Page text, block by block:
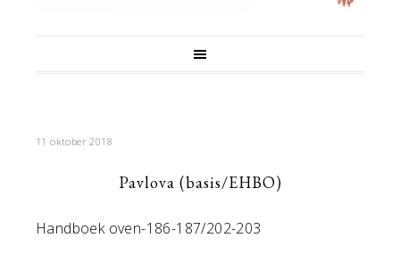
11 oktober 2018
Pavlova (basis/EHBO)
Handboek oven-186-187/202-203